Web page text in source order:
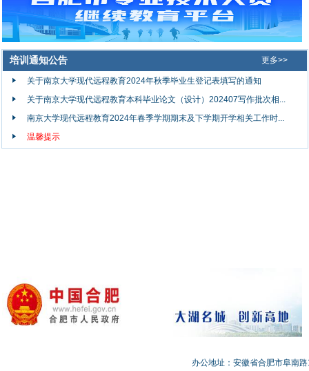
培训通知公告 更多>>
关于南京大学现代远程教育2024年秋季毕业生登记表填写的通知
关于南京大学现代远程教育本科毕业论文（设计）202407写作批次相...
南京大学现代远程教育2024年春季学期期末及下学期开学相关工作时...
温馨提示
办公地址：安徽省合肥市阜南